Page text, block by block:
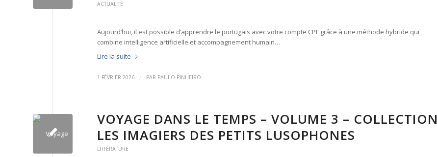
ACTUALITÉ
Aujourd’hui, il est possible d’apprendre le portugais avec votre compte CPF grâce à une méthode hybride qui
combine intelligence artificielle et accompagnement humain…
Lire la suite
1 FÉVRIER 2026 / PAR PAULO PINHEIRO
VOYAGE DANS LE TEMPS – VOLUME 3 – COLLECTION
LES IMAGIERS DES PETITS LUSOPHONES
LITTÉRATURE